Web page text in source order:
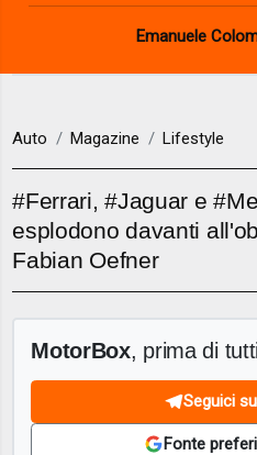
Emanuele
Auto Magazine Lifestyle
#Ferrari, #Jaguar e
esplodono davanti
Fabian Oefner
MotorBox, prima di
Seguici
Fonte